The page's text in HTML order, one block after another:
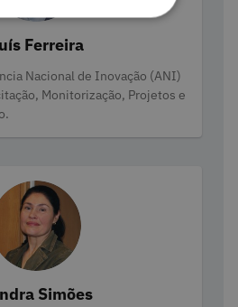
Ferreira
Nacional de Inovação (ANI)
Monitorização, Projetos e
Simões